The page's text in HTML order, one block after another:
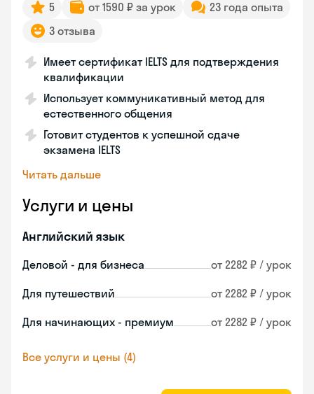
5 от 1590 ₽ за урок
23 года опыта
3 отзыва
Имеет сертификат IELTS для подтверждения
квалификации
Использует коммуникативный метод для
естественного общения
Готовит студентов к успешной сдаче
экзамена IELTS
Читать дальше
Услуги и цены
Английский язык
Деловой - для бизнеса от 2282 ₽ / урок
Для путешествий от 2282 ₽ / урок
Для начинающих - премиум от 2282 ₽ / урок
Все услуги и цены (4)